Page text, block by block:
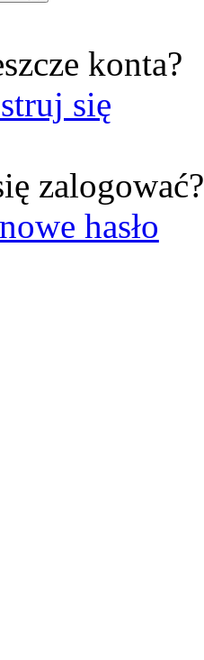
konta?
się
zalogować?
hasło